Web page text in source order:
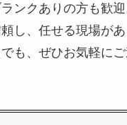
ンクありの方も歓
し、任せる現場があ
も、ぜひお気軽に